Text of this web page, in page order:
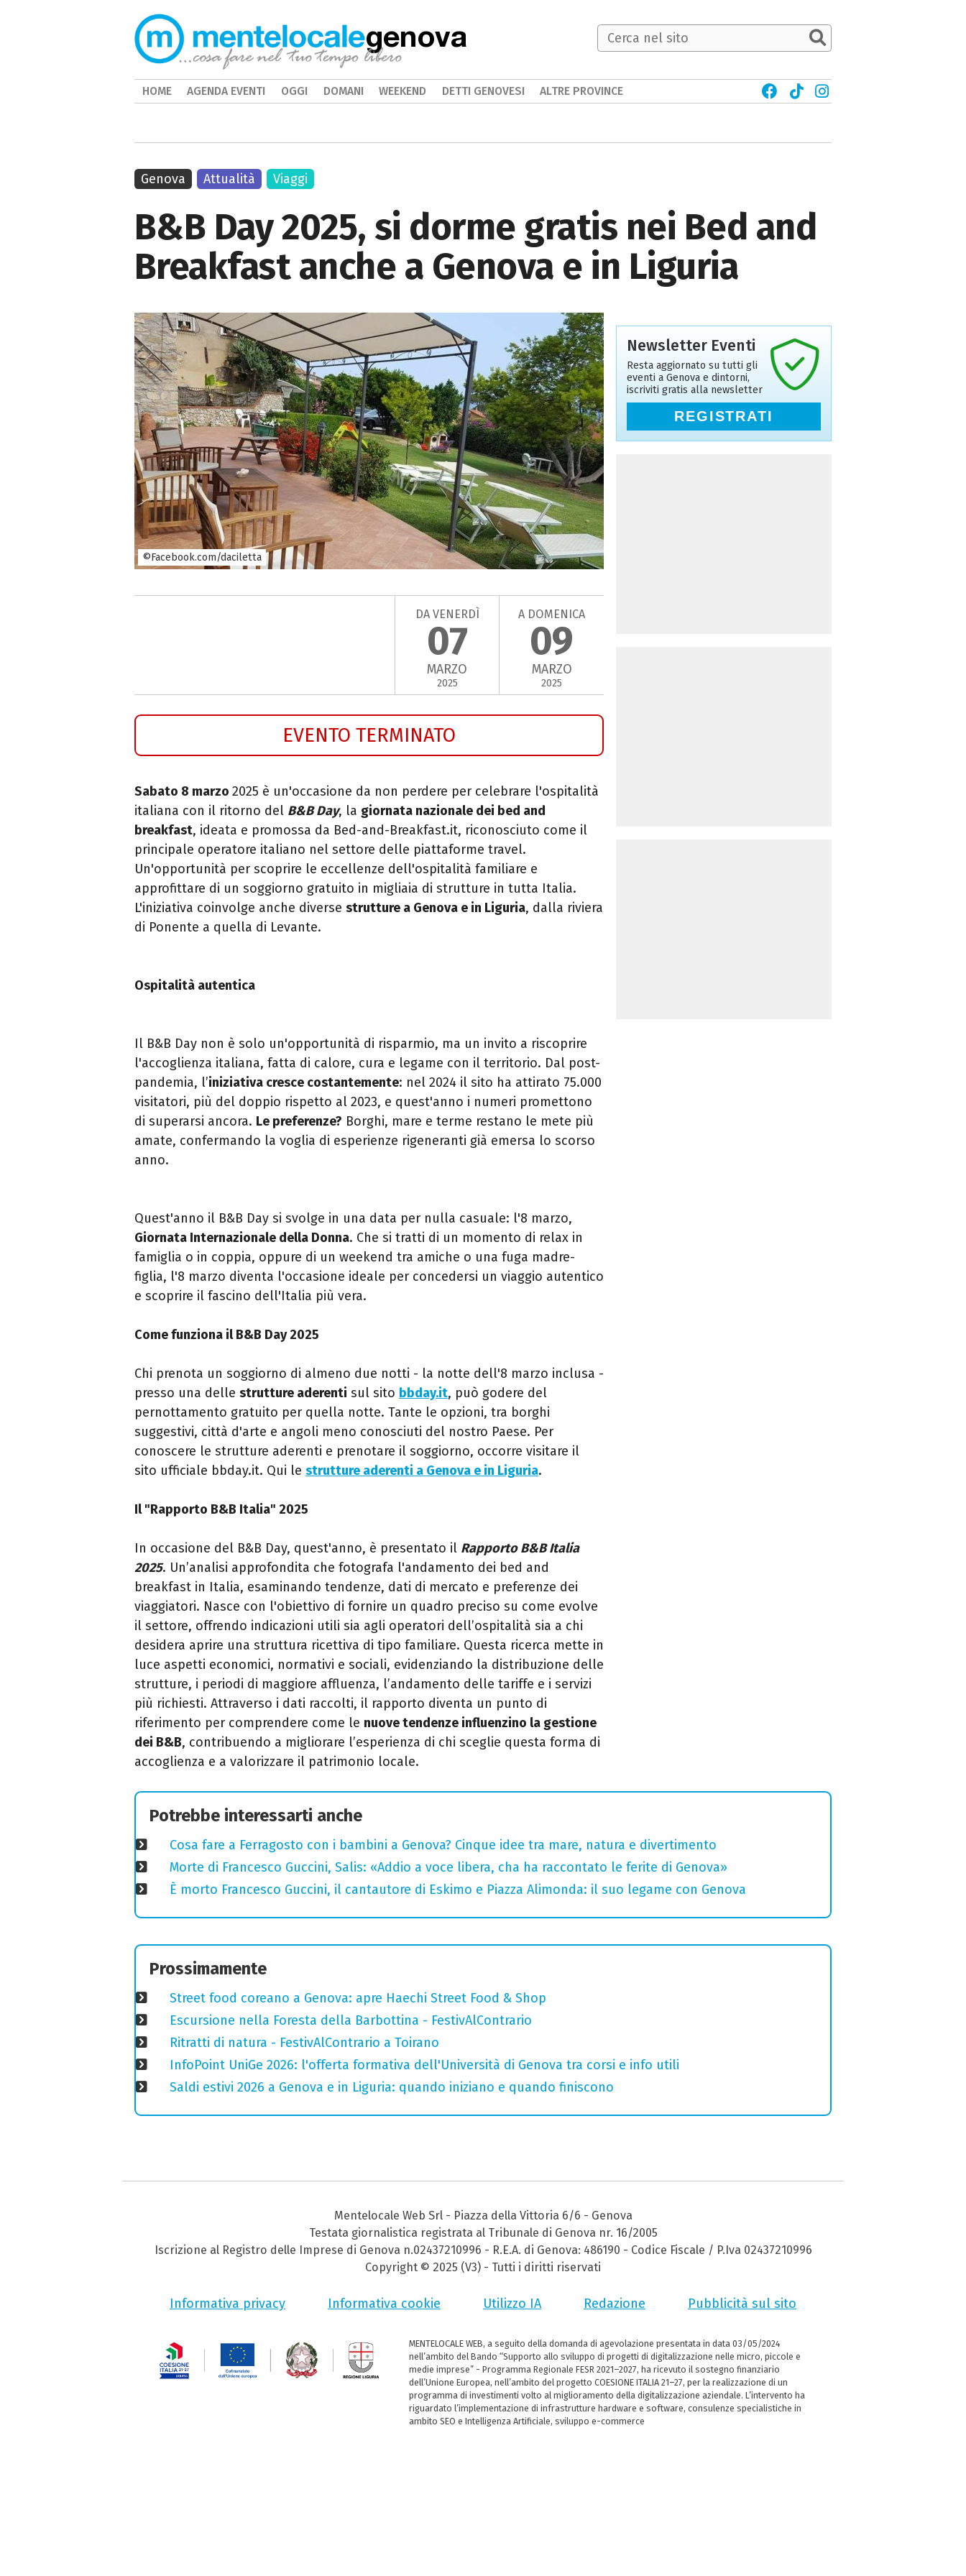
B&B Day 2025, si dorme gratis nei Bed and
Breakfast anche a Genova e in Liguria
©Facebook.com/daciletta
DA VENERDÌ
07
MARZO
2025
A DOMENICA
09
MARZO
2025
EVENTO TERMINATO
Sabato 8 marzo 2025 è un'occasione da non perdere per celebrare l'ospitalità
italiana con il ritorno del B&B Day, la giornata nazionale dei bed and
breakfast, ideata e promossa da Bed-and-Breakfast.it, riconosciuto come il
principale operatore italiano nel settore delle piattaforme travel.
Un'opportunità per scoprire le eccellenze dell'ospitalità familiare e
approfittare di un soggiorno gratuito in migliaia di strutture in tutta Italia.
L'iniziativa coinvolge anche diverse strutture a Genova e in Liguria, dalla riviera
di Ponente a quella di Levante.
Ospitalità autentica
Il B&B Day non è solo un'opportunità di risparmio, ma un invito a riscoprire
l'accoglienza italiana, fatta di calore, cura e legame con il territorio. Dal post-
pandemia, l’iniziativa cresce costantemente: nel 2024 il sito ha attirato 75.000
visitatori, più del doppio rispetto al 2023, e quest'anno i numeri promettono
di superarsi ancora. Le preferenze? Borghi, mare e terme restano le mete più
amate, confermando la voglia di esperienze rigeneranti già emersa lo scorso
anno.
Quest'anno il B&B Day si svolge in una data per nulla casuale: l'8 marzo,
Giornata Internazionale della Donna. Che si tratti di un momento di relax in
famiglia o in coppia, oppure di un weekend tra amiche o una fuga madre-
figlia, l'8 marzo diventa l'occasione ideale per concedersi un viaggio autentico
e scoprire il fascino dell'Italia più vera.
Come funziona il B&B Day 2025
Chi prenota un soggiorno di almeno due notti - la notte dell'8 marzo inclusa -
presso una delle strutture aderenti sul sito bbday.it, può godere del
pernottamento gratuito per quella notte. Tante le opzioni, tra borghi
suggestivi, città d'arte e angoli meno conosciuti del nostro Paese. Per
conoscere le strutture aderenti e prenotare il soggiorno, occorre visitare il
sito ufficiale bbday.it. Qui le strutture aderenti a Genova e in Liguria.
Il "Rapporto B&B Italia" 2025
In occasione del B&B Day, quest'anno, è presentato il Rapporto B&B Italia
2025. Un’analisi approfondita che fotografa l'andamento dei bed and
breakfast in Italia, esaminando tendenze, dati di mercato e preferenze dei
viaggiatori. Nasce con l'obiettivo di fornire un quadro preciso su come evolve
il settore, offrendo indicazioni utili sia agli operatori dell’ospitalità sia a chi
desidera aprire una struttura ricettiva di tipo familiare. Questa ricerca mette in
luce aspetti economici, normativi e sociali, evidenziando la distribuzione delle
strutture, i periodi di maggiore affluenza, l’andamento delle tariffe e i servizi
più richiesti. Attraverso i dati raccolti, il rapporto diventa un punto di
riferimento per comprendere come le nuove tendenze influenzino la gestione
dei B&B, contribuendo a migliorare l’esperienza di chi sceglie questa forma di
accoglienza e a valorizzare il patrimonio locale.
Genova Attualità Viaggi
Newsletter Eventi
Resta aggiornato su tutti gli
eventi a Genova e dintorni,
iscriviti gratis alla newsletter
REGISTRATI
Potrebbe interessarti anche
Cosa fare a Ferragosto con i bambini a Genova? Cinque idee tra mare, natura e divertimento
Morte di Francesco Guccini, Salis: «Addio a voce libera, cha ha raccontato le ferite di Genova»
È morto Francesco Guccini, il cantautore di Eskimo e Piazza Alimonda: il suo legame con Genova
Prossimamente
Street food coreano a Genova: apre Haechi Street Food & Shop
Escursione nella Foresta della Barbottina - FestivAlContrario
Ritratti di natura - FestivAlContrario a Toirano
InfoPoint UniGe 2026: l'offerta formativa dell'Università di Genova tra corsi e info utili
Saldi estivi 2026 a Genova e in Liguria: quando iniziano e quando finiscono
genova
HOME AGENDA EVENTI OGGI DOMANI WEEKEND DETTI GENOVESI ALTRE PROVINCE
Mentelocale Web Srl - Piazza della Vittoria 6/6 - Genova
Testata giornalistica registrata al Tribunale di Genova nr. 16/2005
Iscrizione al Registro delle Imprese di Genova n.02437210996 - R.E.A. di Genova: 486190 - Codice Fiscale / P.Iva 02437210996
Copyright © 2025 (V3) - Tutti i diritti riservati
Informativa privacy Informativa cookie Utilizzo IA Redazione Pubblicità sul sito
MENTELOCALE WEB, a seguito della domanda di agevolazione presentata in data 03/05/2024
nell’ambito del Bando “Supporto allo sviluppo di progetti di digitalizzazione nelle micro, piccole e
medie imprese” - Programma Regionale FESR 2021–2027, ha ricevuto il sostegno finanziario
dell’Unione Europea, nell’ambito del progetto COESIONE ITALIA 21–27, per la realizzazione di un
programma di investimenti volto al miglioramento della digitalizzazione aziendale. L’intervento ha
riguardato l’implementazione di infrastrutture hardware e software, consulenze specialistiche in
ambito SEO e Intelligenza Artificiale, sviluppo e-commerce